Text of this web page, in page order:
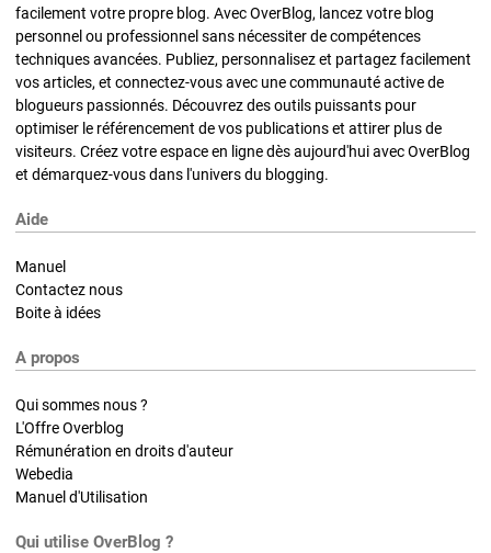
facilement votre propre blog. Avec OverBlog, lancez votre blog
personnel ou professionnel sans nécessiter de compétences
techniques avancées. Publiez, personnalisez et partagez facilement
vos articles, et connectez-vous avec une communauté active de
blogueurs passionnés. Découvrez des outils puissants pour
optimiser le référencement de vos publications et attirer plus de
visiteurs. Créez votre espace en ligne dès aujourd'hui avec OverBlog
et démarquez-vous dans l'univers du blogging.
Aide
Manuel
Contactez nous
Boite à idées
A propos
Qui sommes nous ?
L'Offre Overblog
Rémunération en droits d'auteur
Webedia
Manuel d'Utilisation
Qui utilise OverBlog ?